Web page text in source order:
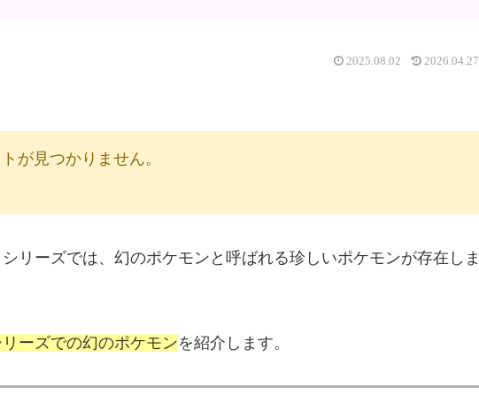
2025.08.02 2026.04.27
が見つかりません。
リーズでは、幻のポケモンと呼ばれる珍しいポケモンが存在しま
ーズでの幻のポケモンを紹介します。